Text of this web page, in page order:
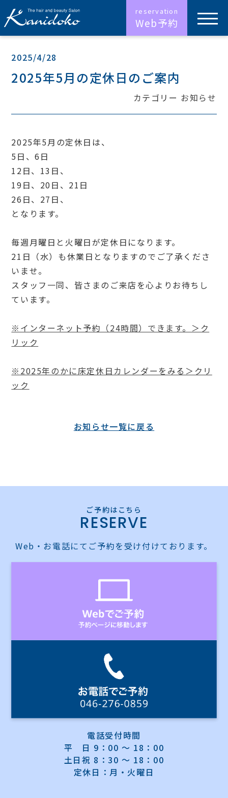
Web予約
2025/4/28
2025年5月の定休日のご案内
カテゴリー お知らせ
2025年5月の定休日は、
5日、6日
12日、13日、
19日、20日、21日
26日、27日、
となります。
毎週月曜日と火曜日が定休日になります。
21日（水）も休業日となりますのでご了承くださ
いませ。
スタッフ一同、皆さまのご来店を心よりお待ちし
ています。
※インターネット予約（24時間）できます。＞ク
リック
※2025年のかに床定休日カレンダーをみる＞クリ
ック
お知らせ一覧に戻る
RESERVE
Web・お電話にてご予約を受け付けております。
電話受付時間
平 日 9：00 ～ 18：00
土日祝 8：30 ～ 18：00
定休日：月・火曜日